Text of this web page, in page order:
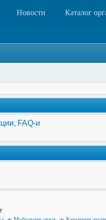
Новости Каталог
FAQ-и